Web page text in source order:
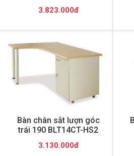
3.823.000đ
Bàn chân sắt lượn góc
trái 190 BLT14CT-HS2
3.130.000đ